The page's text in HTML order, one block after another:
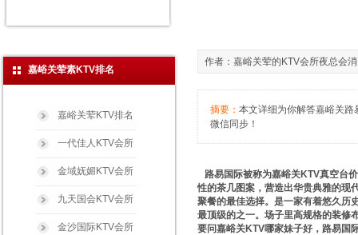
作者：嘉峪关荤的KTV会所夜总
摘要： 本文详细为你解答嘉峪关
微信同步！
路易国际被称为嘉峪关KTV真空台
性的茶几图案，营造出华贵典雅的现
聚餐的最佳选择。是一家有着悠久历
最顶级的之一。场子里高规格的装修
要问嘉峪关KTV哪家妹子好，路易国
嘉峪关荤素KTV排名
嘉峪关荤KTV排名
一代佳人KTV会所
金域妩媚KTV会所
九天国会KTV会所
金沙国际KTV会所